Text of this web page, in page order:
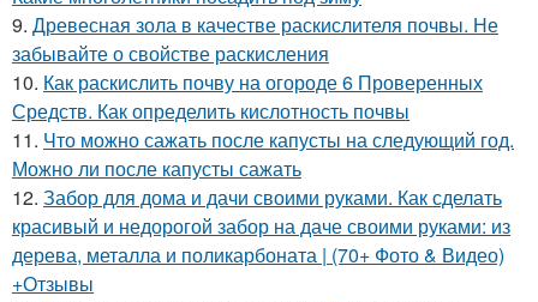
9. Древесная зола в качестве раскислителя почвы. Не
забывайте о свойстве раскисления
10. Как раскислить почву на огороде 6 Проверенных
Средств. Как определить кислотность почвы
11. Что можно сажать после капусты на следующий год.
Можно ли после капусты сажать
12. Забор для дома и дачи своими руками. Как сделать
красивый и недорогой забор на даче своими руками: из
дерева, металла и поликарбоната | (70+ Фото & Видео)
+Отзывы